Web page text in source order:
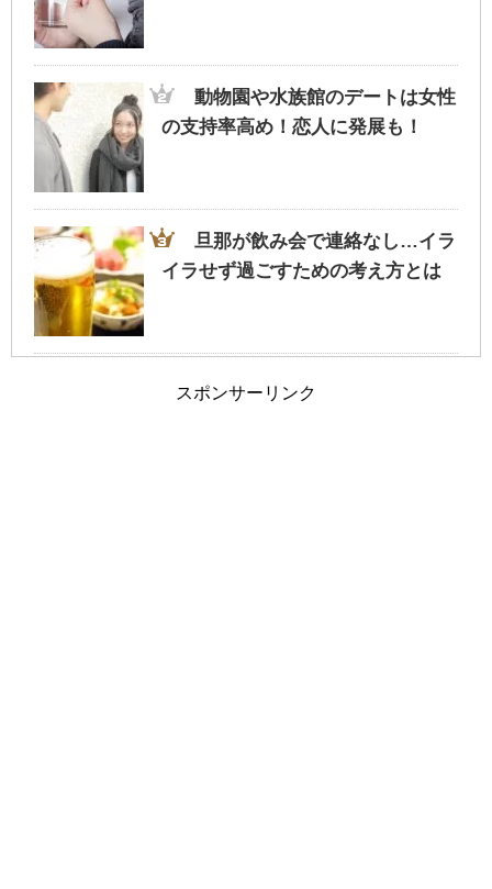
旦那が家事にうるさい！夫婦円満に過ごす
為のポイントとは？
車の免許証の取得を履歴書に書くか迷った
夫婦の旅行に車中泊という選択も！？ホテ
ルではない非日常
動物園や水族館のデートは女性
の支持率高め！恋人に発展も！
旦那が飲み会で連絡なし…イラ
イラせず過ごすための考え方とは
血液検査の結果は病院ですぐわ
スポンサーリンク